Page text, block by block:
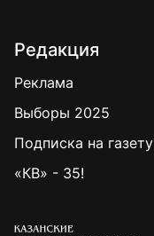
Редакция
Реклама
Выборы 2025
Подписка на газету
«КВ» - 35!